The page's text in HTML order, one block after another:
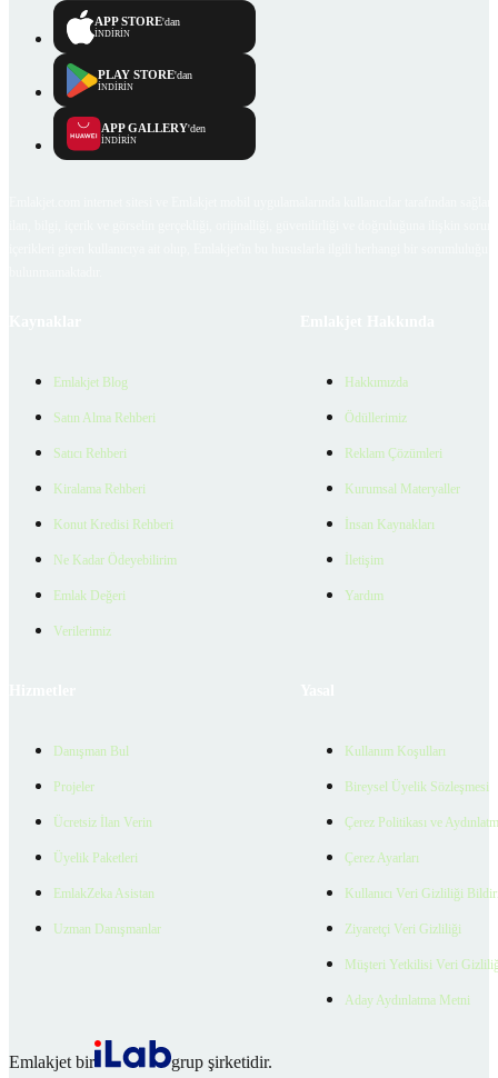
APP STORE'dan
İNDİRİN
PLAY STORE'dan
İNDİRİN
APP GALLERY'den
İNDİRİN
Emlakjet Blog
Satın Alma Rehberi
Satıcı Rehberi
Kiralama Rehberi
Konut Kredisi Rehberi
Ne Kadar Ödeyebilirim
Emlak Değeri
Verilerimiz
Hakkımızda
Ödüllerimiz
Reklam Çözümleri
Kurumsal Materyaller
İnsan Kaynakları
İletişim
Yardım
Danışman Bul
Projeler
Ücretsiz İlan Verin
Üyelik Paketleri
EmlakZeka Asistan
Uzman Danışmanlar
Kullanım Koşulları
Bireysel Üyelik Sözleşmesi
Çerez Politikası ve
Çerez Ayarları
Kullanıcı Veri Gizliliği
Ziyaretçi Veri Gizliliği
Müşteri Yetkilisi Veri
Aday Aydınlatma Metni
Emlakjet bir
grup şirketidir.